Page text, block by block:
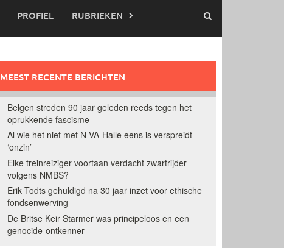
PROFIEL RUBRIEKEN
MEEST RECENTE BERICHTEN
Belgen streden 90 jaar geleden reeds tegen het
oprukkende fascisme
Al wie het niet met N-VA-Halle eens is verspreidt
‘onzin’
Elke treinreiziger voortaan verdacht zwartrijder
volgens NMBS?
Erik Todts gehuldigd na 30 jaar inzet voor ethische
fondsenwerving
De Britse Keir Starmer was principeloos en een
genocide-ontkenner